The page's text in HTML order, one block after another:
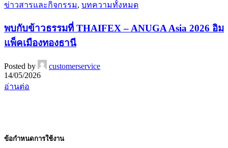
ข่าวสารและกิจกรรม, บทความทั้งหมด
พบกับข้าวธรรมที่ THAIFEX – ANUGA Asia 2026 อิม
แพ็คเมืองทองธานี
Posted by
customerservice
14/05/2026
อ่านต่อ
ข้อกำหนดการใช้งาน